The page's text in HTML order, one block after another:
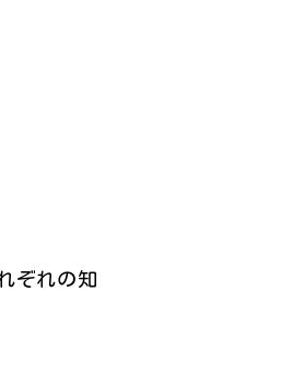
ぞれの知